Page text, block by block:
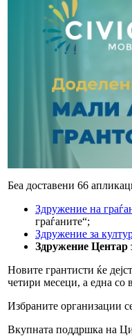
Беа доставени 66
Здружение на
граѓаните“;
Здружение за
Здружение Центар
Новите грантисти ќе
четири месеци, а една со
Избраните организации
Вкупната поддршка на